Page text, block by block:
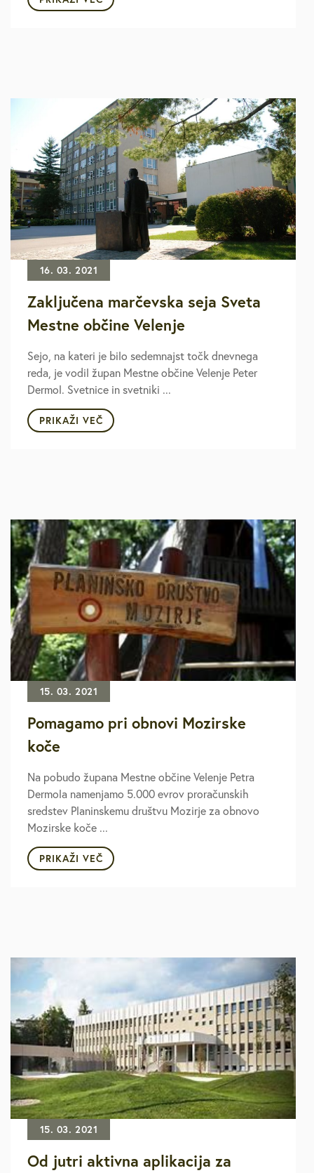
16. 03. 2021
Zaključena marčevska seja Sveta
Mestne občine Velenje
Sejo, na kateri je bilo sedemnajst točk dnevnega
reda, je vodil župan Mestne občine Velenje Peter
Dermol. Svetnice in svetniki ...
PRIKAŽI VEČ
15. 03. 2021
Pomagamo pri obnovi Mozirske
koče
Na pobudo župana Mestne občine Velenje Petra
Dermola namenjamo 5.000 evrov proračunskih
sredstev Planinskemu društvu Mozirje za obnovo
Mozirske koče ...
PRIKAŽI VEČ
15. 03. 2021
Od jutri aktivna aplikacija za